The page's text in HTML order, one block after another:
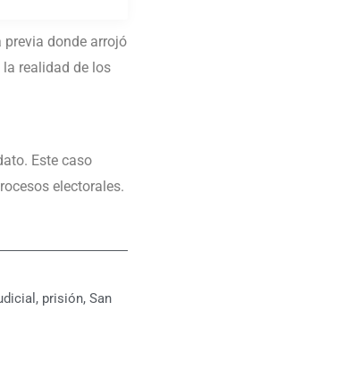
previa donde arrojó
realidad de los
Este caso
electorales.
, prisión, San